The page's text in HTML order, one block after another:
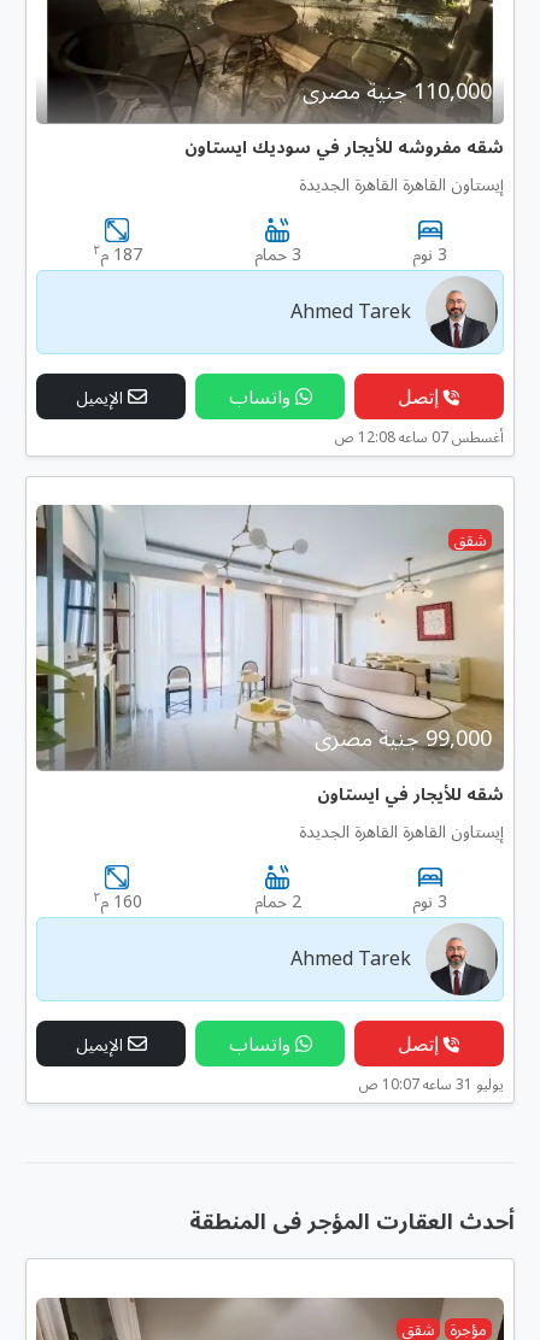
110,000 جنية مصرى
شقه مفروشه للأيجار في سوديك ايستاون
إيستاون القاهرة القاهرة الجديدة
3 نوم 3 حمام 187 م ٢
Ahmed Tarek
إتصل واتساب الإيميل
أغسطس 07 ساعه 12:08 ص
شقق
99,000 جنية مصرى
شقه للأيجار في ايستاون
إيستاون القاهرة القاهرة الجديدة
3 نوم 2 حمام 160 م ٢
Ahmed Tarek
إتصل واتساب الإيميل
يوليو 31 ساعه 10:07 ص
أحدث العقارت المؤجر فى المنطقة
مؤجرة شقق